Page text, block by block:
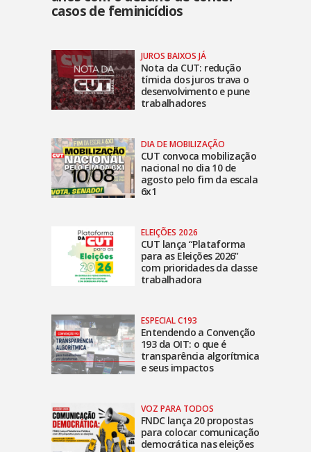
JUROS BAIXOS JÁ
Nota da CUT: redução
tímida dos juros trava o
desenvolvimento e pune
trabalhadores
DIA DE MOBILIZAÇÃO
CUT convoca mobilização
nacional no dia 10 de
agosto pelo fim da escala
6x1
casos de feminicídios
ELEIÇÕES 2026
CUT lança “Plataforma
para as Eleições 2026”
com prioridades da classe
trabalhadora
ESPECIAL C193
Entendendo a Convenção
193 da OIT: o que é
transparência algorítmica
e seus impactos
VOZ PARA TODOS
FNDC lança 20 propostas
para colocar comunicação
democrática nas eleições